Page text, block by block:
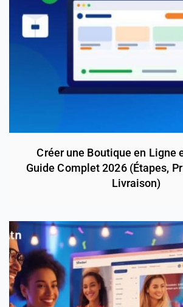
Créer une Boutique en Ligne
Guide Complet 2026 (Étapes,
Livraison)